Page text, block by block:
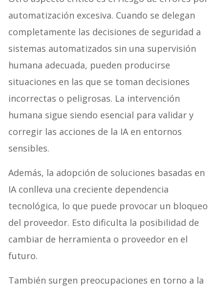
automatización excesiva. Cuando se delegan
completamente las decisiones de seguridad a
sistemas automatizados sin una supervisión
humana adecuada, pueden producirse
situaciones en las que se toman decisiones
incorrectas o peligrosas. La intervención
humana sigue siendo esencial para validar y
corregir las acciones de la IA en entornos
sensibles.
Además, la adopción de soluciones basadas en
IA conlleva una creciente dependencia
tecnológica, lo que puede provocar un bloqueo
del proveedor. Esto dificulta la posibilidad de
cambiar de herramienta o proveedor en el
futuro.
También surgen preocupaciones en torno a la